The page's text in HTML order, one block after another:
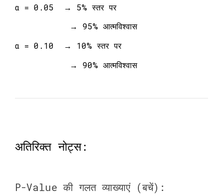
α = 0.05 → 5% स्तर पर
→ 95% आत्मविश्वास
α = 0.10 → 10% स्तर पर
→ 90% आत्मविश्वास
अतिरिक्त नोट्स:
P-Value की गलत व्याख्याएं (बचें):